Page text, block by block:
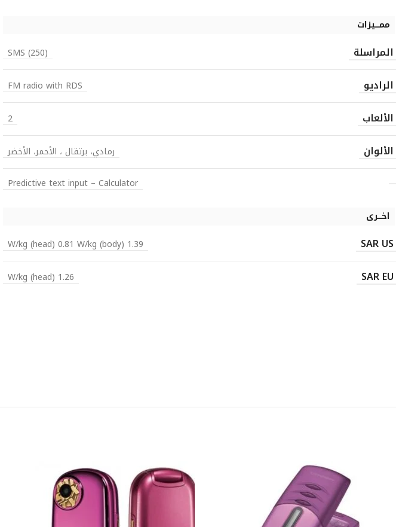
ممـــيزات
المراسلة SMS (250)
الراديو FM radio with RDS
الألعاب 2
الألوان
رمادي، برتقال ، الأحمر، الأخضر
Predictive text input – Calculator
اخـــرى
SAR US
1.39 W/kg (head) 0.81 W/kg (body)
SAR EU
1.26 W/kg (head)